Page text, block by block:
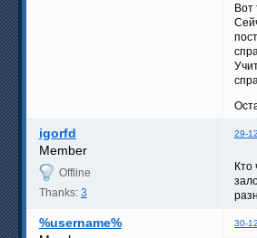
Вот
igorfd 29-
Member
Offline
Thanks: 3
Кто
%username% 30-